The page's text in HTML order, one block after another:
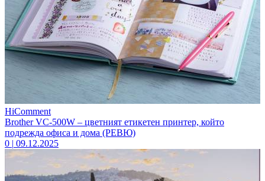
HiComment
Brother VC-500W – цветният етикетен принтер, който
подрежда офиса и дома (РЕВЮ)
0 | 09.12.2025